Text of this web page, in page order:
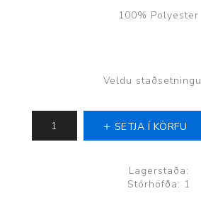
100% Polyester
Veldu staðsetningu
SETJA Í KÖRFU
Lagerstaða:
Stórhöfða: 1